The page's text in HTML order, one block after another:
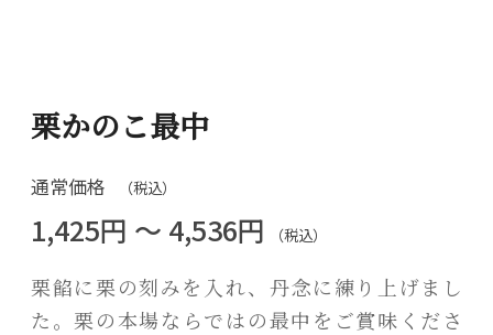
栗かのこ最中
通常価格 （税込）
1,425円 ～ 4,536円 （税込）
栗餡に栗の刻みを入れ、丹念に練り上げまし
た。栗の本場ならではの最中をご賞味くださ